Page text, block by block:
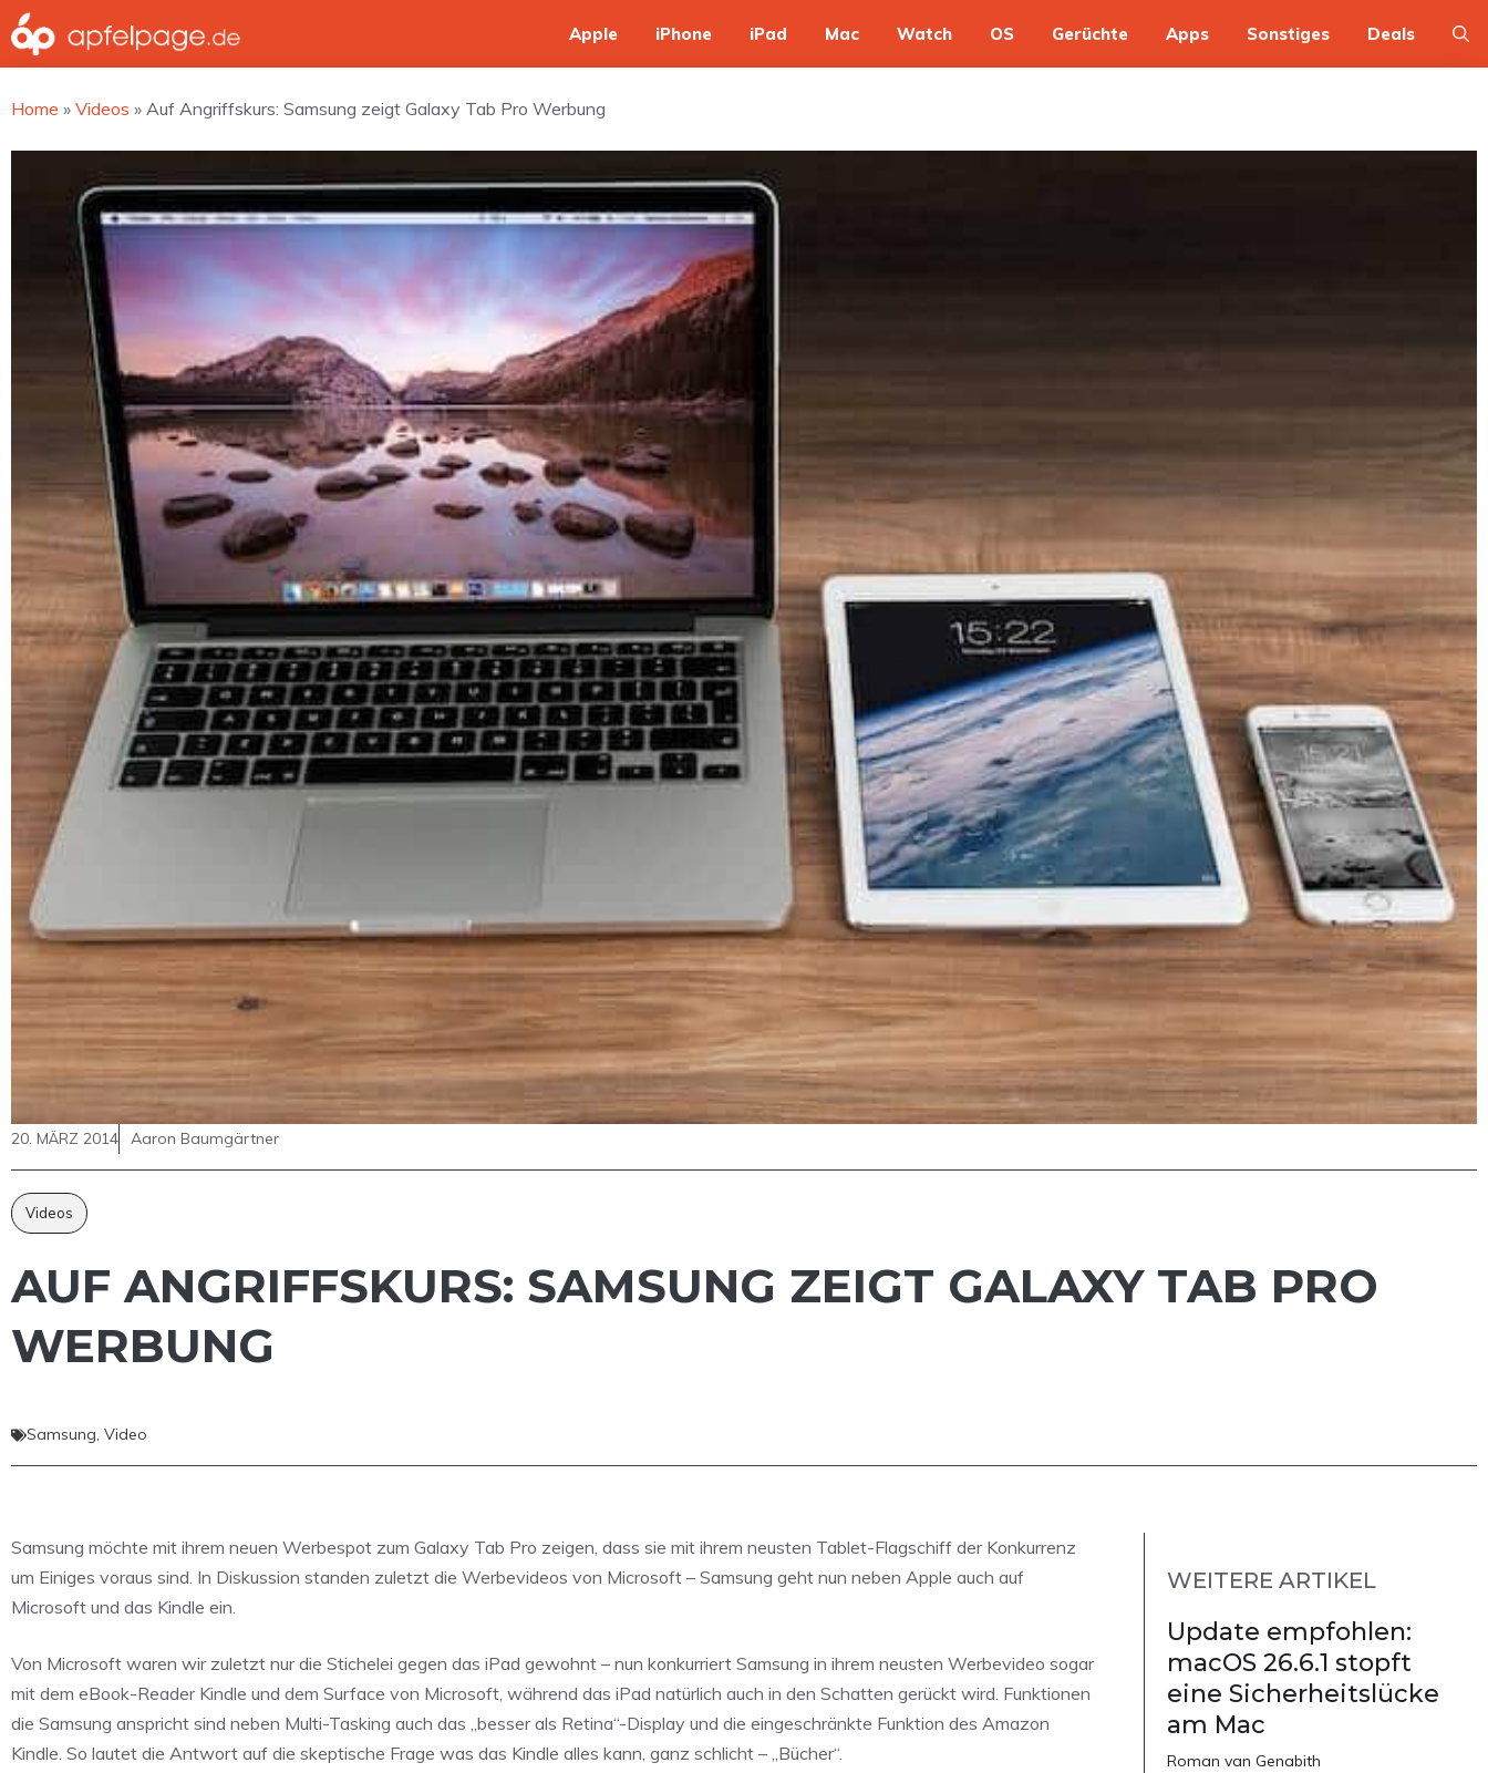
Zum
Inhalt
springen
Apple iPhone iPad Mac Watch OS Gerüchte Apps Sonstiges Deals
Home » Videos » Auf Angriffskurs: Samsung zeigt Galaxy Tab Pro Werbung
20. MÄRZ 2014 Aaron Baumgärtner
Videos
AUF ANGRIFFSKURS: SAMSUNG ZEIGT GALAXY TAB PRO
WERBUNG
Samsung, Video
Samsung möchte mit ihrem neuen Werbespot zum Galaxy Tab Pro zeigen, dass sie mit ihrem neusten Tablet-Flagschiff der Konkurrenz
um Einiges voraus sind. In Diskussion standen zuletzt die Werbevideos von Microsoft – Samsung geht nun neben Apple auch auf
Microsoft und das Kindle ein.
Von Microsoft waren wir zuletzt nur die Stichelei gegen das iPad gewohnt – nun konkurriert Samsung in ihrem neusten Werbevideo sogar
mit dem eBook-Reader Kindle und dem Surface von Microsoft, während das iPad natürlich auch in den Schatten gerückt wird. Funktionen
die Samsung anspricht sind neben Multi-Tasking auch das „besser als Retina“-Display und die eingeschränkte Funktion des Amazon
Kindle. So lautet die Antwort auf die skeptische Frage was das Kindle alles kann, ganz schlicht – „Bücher“.
WEITERE ARTIKEL
Update empfohlen:
macOS 26.6.1 stopft
eine Sicherheitslücke
am Mac
Roman van Genabith